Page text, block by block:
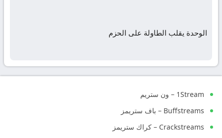
الوحدة يقلب الطاولة على الحزم
1Stream – ون ستريم
Buffstreams – باف ستريمز
Crackstreams – كراك ستريمز